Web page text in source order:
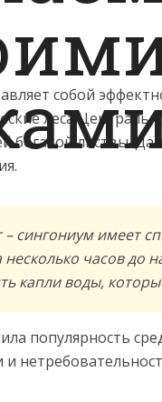
собой
леса
богатой листвы.
сингониум имеет
несколько часов до
капли воды,
популярность